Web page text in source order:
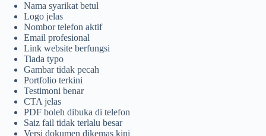
Nama syarikat betul
Logo jelas
Nombor telefon aktif
Email profesional
Link website berfungsi
Tiada typo
Gambar tidak pecah
Portfolio terkini
Testimoni benar
CTA jelas
PDF boleh dibuka di telefon
Saiz fail tidak terlalu besar
Versi dokumen dikemas kini